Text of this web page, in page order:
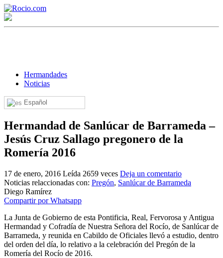
Hermandades
Noticias
Español
Hermandad de Sanlúcar de Barrameda –
Jesús Cruz Sallago pregonero de la
Romería 2016
17 de enero, 2016 Leída 2659 veces Deja un comentario
Noticias relaccionadas con: Pregón, Sanlúcar de Barrameda
Diego Ramírez
Compartir por Whatsapp
La Junta de Gobierno de esta Pontificia, Real, Fervorosa y Antigua
Hermandad y Cofradía de Nuestra Señora del Rocío, de Sanlúcar de
Barrameda, y reunida en Cabildo de Oficiales llevó a estudio, dentro
del orden del día, lo relativo a la celebración del Pregón de la
Romería del Rocío de 2016.
¡Bienvenido! Soy el asistente virtual de rocio.com.
¿En qué puedo ayudarte?
¿Cuándo es la romería del Rocío?
¿Cuántas hermandades participan en la romería?
¿Cuándo se construyó la primera ermita?
El traslado cada siete años
¿Cuales son los actos principales que se celebran en el